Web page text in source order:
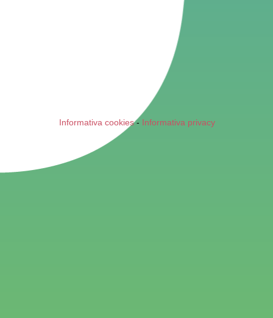
Informativa cookies- Informativa privacy